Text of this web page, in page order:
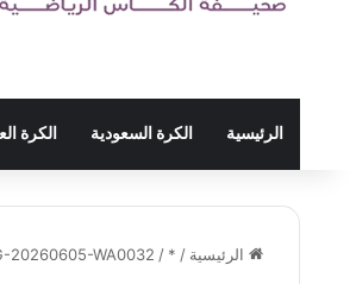
الرئيسية الكرة السعودية الكرة
الرئيسية /
*
/
20260605-WA0032